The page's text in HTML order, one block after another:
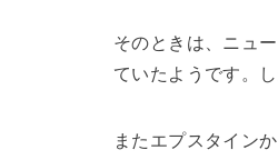
そのときは、ニュ
ていたようです。
またエプスタイン